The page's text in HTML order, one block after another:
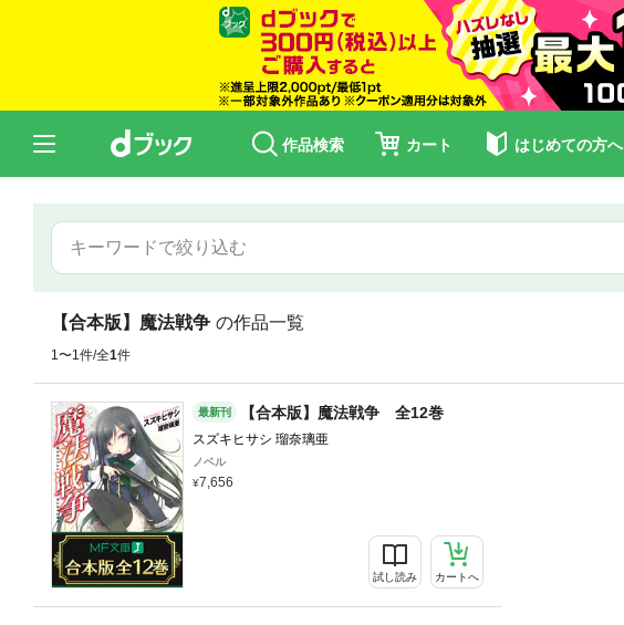
作品検索 カート はじめての方へ
【合本版】魔法戦争 の作品一覧
1〜1件/全1件
最新刊 【合本版】魔法戦争 全12巻
スズキヒサシ 瑠奈璃亜
ノベル
7,656
試し読み カートへ